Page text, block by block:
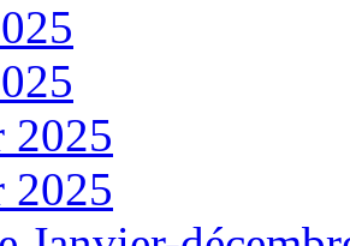
2025
2025